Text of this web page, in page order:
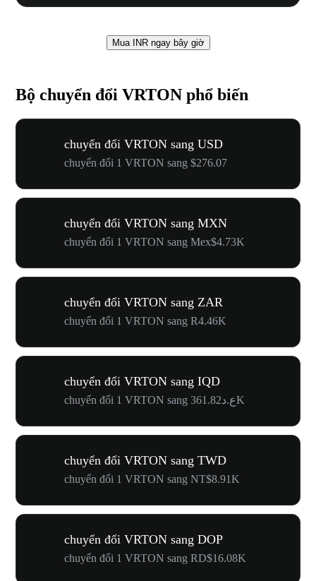
Mua INR ngay bây giờ
Bộ chuyển đổi VRTON phổ biến
chuyển đổi VRTON sang USD
chuyển đổi 1 VRTON sang $276.07
chuyển đổi VRTON sang MXN
chuyển đổi 1 VRTON sang Mex$4.73K
chuyển đổi VRTON sang ZAR
chuyển đổi 1 VRTON sang R4.46K
chuyển đổi VRTON sang IQD
chuyển đổi 1 VRTON sang ع.د361.82K
chuyển đổi VRTON sang TWD
chuyển đổi 1 VRTON sang NT$8.91K
chuyển đổi VRTON sang DOP
chuyển đổi 1 VRTON sang RD$16.08K